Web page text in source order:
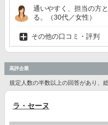
通いやすく、担当の方
る。（30代／女性）
その他の口コミ・評判
高評企業
規定人数の半数以上の回答があり、
ラ・セーヌ